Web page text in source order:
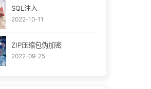
SQL注入
2022-10-11
ZIP压缩包伪加密
2022-09-25